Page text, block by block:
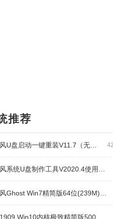
推荐
盘启动一键重装V11.7（无损网络版）
统U盘制作工具V2020.4使用教程+下载
Win7精简版64位(239M)终极纯净版镜像下载 v2021.05
Win10内核极致精简版500MB系统下载 v2021.03